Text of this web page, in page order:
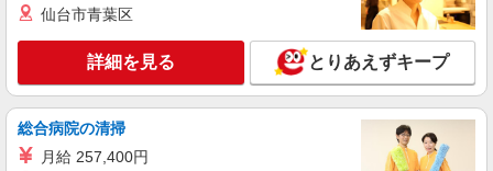
月給200000〜250000円（スキル・経験を考
慮）
兵庫県姫路市 （他にも兵庫県内に多数あり）
※勤務地はご希望を考慮の上、ご自宅を中心に通
勤時間120分圏内のエリアとなります。（転勤な
キープ 詳細を見る
仙台市青葉区
詳細を見る とりあえずキープ
総合病院の清掃
月給 257,400円